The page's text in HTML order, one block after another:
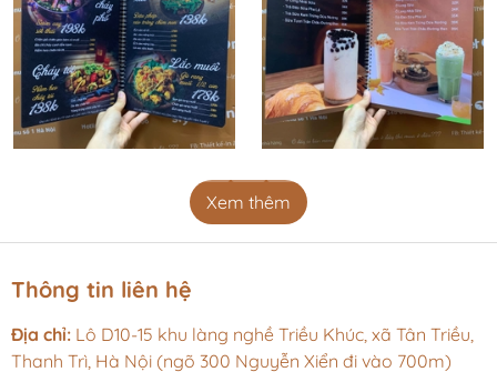
Xem thêm
Thông tin liên hệ
Địa chỉ: Lô D10-15 khu làng nghề Triều Khúc, xã Tân Triều,
Thanh Trì, Hà Nội (ngõ 300 Nguyễn Xiển đi vào 700m)